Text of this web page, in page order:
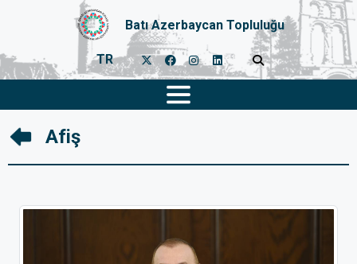
Batı Azerbaycan Topluluğu
TR
Afiş